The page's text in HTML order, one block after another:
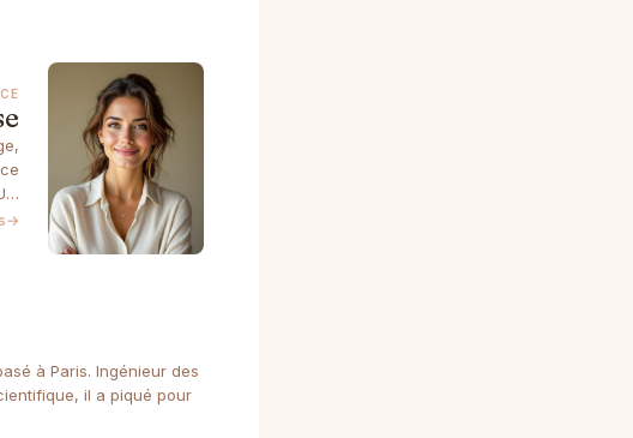
→
à Paris. Ingénieur des
il a piqué pour